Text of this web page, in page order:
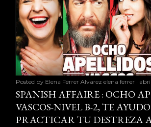
Posted by Elena Ferrer Alvarez elena ferrer
SPANISH AFFAIRE : OCHO
VASCOS-NIVEL B-2, TE
PRACTICAR TU DESTREZA